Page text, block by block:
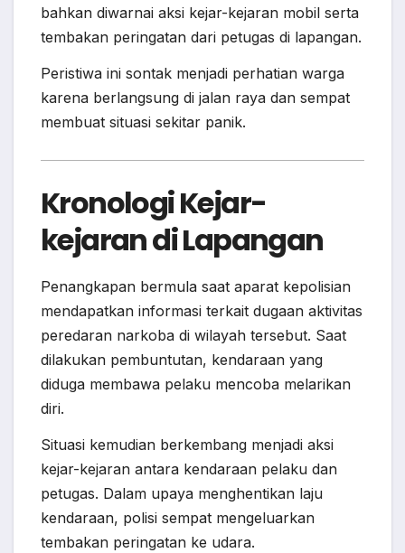
bahkan diwarnai aksi kejar-kejaran mobil serta
tembakan peringatan dari petugas di lapangan.
Peristiwa ini sontak menjadi perhatian warga
karena berlangsung di jalan raya dan sempat
membuat situasi sekitar panik.
Kronologi Kejar-
kejaran di Lapangan
Penangkapan bermula saat aparat kepolisian
mendapatkan informasi terkait dugaan aktivitas
peredaran narkoba di wilayah tersebut. Saat
dilakukan pembuntutan, kendaraan yang
diduga membawa pelaku mencoba melarikan
diri.
Situasi kemudian berkembang menjadi aksi
kejar-kejaran antara kendaraan pelaku dan
petugas. Dalam upaya menghentikan laju
kendaraan, polisi sempat mengeluarkan
tembakan peringatan ke udara.